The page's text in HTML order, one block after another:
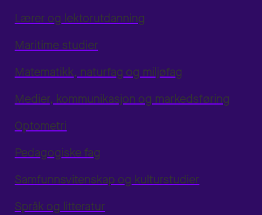
Lærer og lektorutdanning
Maritime studier
Matematikk, naturfag og miljøfag
Medier, kommunikasjon og markedsføring
Optometri
Pedagogiske fag
Samfunnsvitenskap og kulturstudier
Språk og litteratur